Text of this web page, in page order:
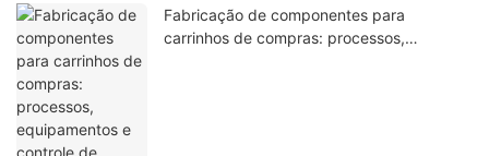
Fabricação de componentes para
carrinhos de compras: processos,